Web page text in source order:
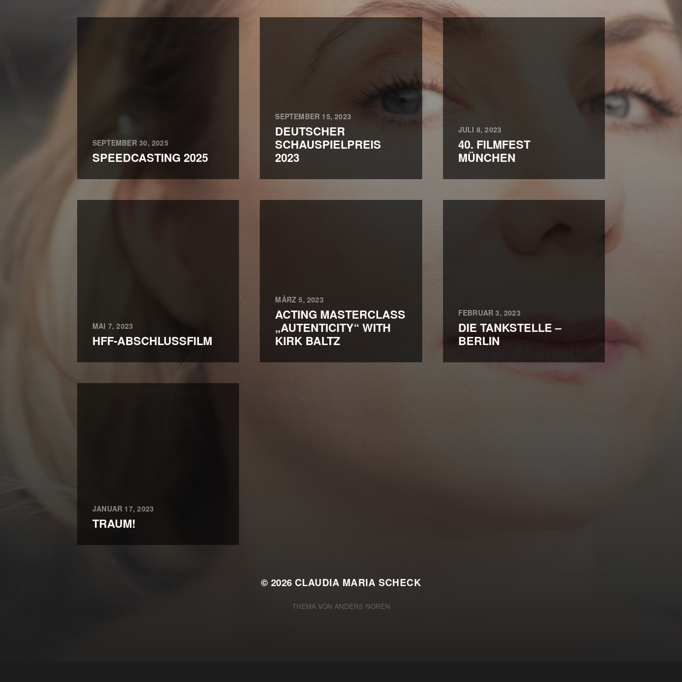
SEPTEMBER 30, 2025
SPEEDCASTING 2025
SEPTEMBER 15, 2023
DEUTSCHER
SCHAUSPIELPREIS
2023
JULI 8, 2023
40. FILMFEST
MÜNCHEN
MAI 7, 2023
HFF-ABSCHLUSSFILM
MÄRZ 5, 2023
ACTING MASTERCLASS
„AUTENTICITY“ WITH
KIRK BALTZ
FEBRUAR 3, 2023
DIE TANKSTELLE –
BERLIN
JANUAR 17, 2023
TRAUM!
© 2026 CLAUDIA MARIA SCHECK
THEMA VON ANDERS NORÉN